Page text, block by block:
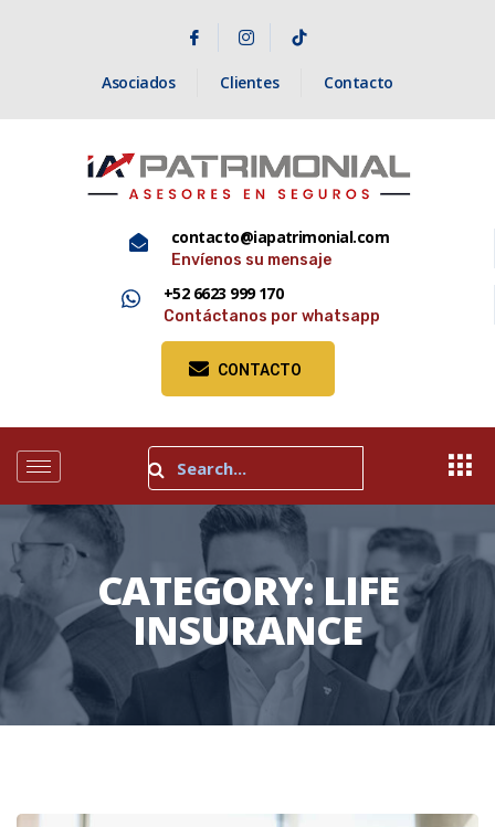
Asociados Clientes Contacto
contacto@iapatrimonial.com
Envíenos su mensaje
+52 6623 999 170
Contáctanos por whatsapp
CONTACTO
CATEGORY:LIFE
INSURANCE